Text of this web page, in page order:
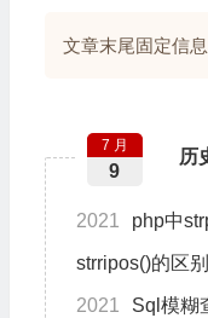
文章末尾固定信息
历
7 月
9
2021 php中
strripos()的区别
2021 Sql模糊